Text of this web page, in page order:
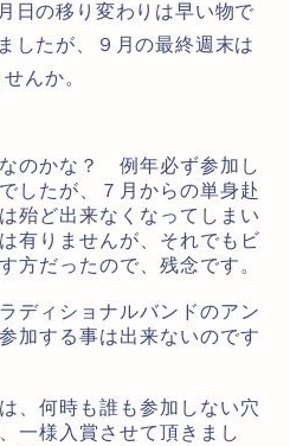
日の移り変わりは早い物で
したが、９月の最終週末は
んか。
のかな？ 例年必ず参加し
したが、７月からの単身赴
殆ど出来なくなってしまい
有りませんが、それでもビ
方だったので、残念です。
ディショナルバンドのアン
加する事は出来ないのです
、何時も誰も参加しない穴
一様入賞させて頂きまし